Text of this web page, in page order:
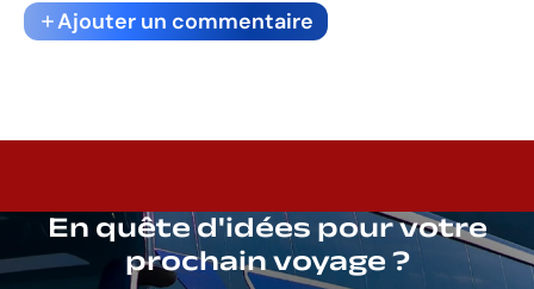
Ajouter un commentaire
En quête d'idées pour votre
prochain voyage ?